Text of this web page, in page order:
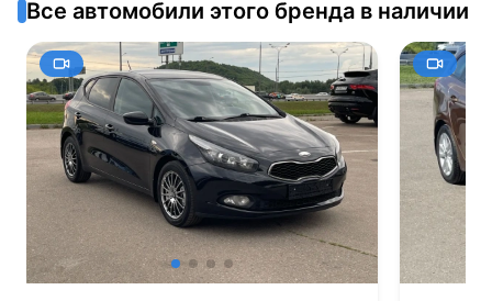
Все автомобили этого бренда в наличии